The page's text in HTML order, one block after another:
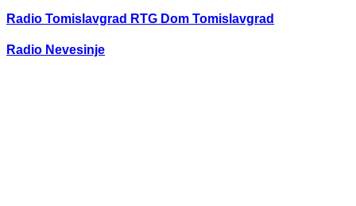
Radio Tomislavgrad RTG Dom Tomislavgrad
Radio Nevesinje